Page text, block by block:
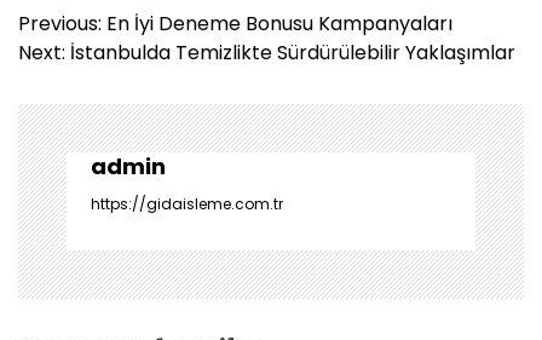
Y
a
ı
g
e
z
i
n
m
Previous: En İyi Deneme Bonusu Kampanyaları
Next: İstanbulda Temizlikte Sürdürülebilir Yaklaşımlar
admin
https://gidaisleme.com.tr